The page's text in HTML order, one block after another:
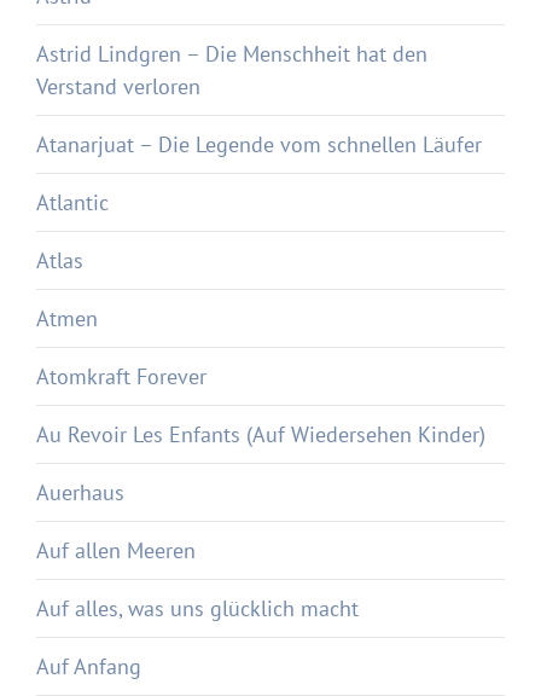
Astrid Lindgren – Die Menschheit hat den
Verstand verloren
Atanarjuat – Die Legende vom schnellen Läufer
Atlantic
Atlas
Atmen
Atomkraft Forever
Au Revoir Les Enfants (Auf Wiedersehen Kinder)
Auerhaus
Auf allen Meeren
Auf alles, was uns glücklich macht
Auf Anfang